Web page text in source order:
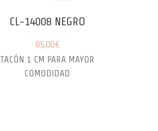
CL-14008 NEGRO
85,00€
TACÓN 1 CM PARA MAYOR
COMODIDAD